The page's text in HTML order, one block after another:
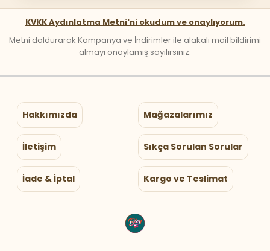
KVKK Aydınlatma Metni'ni okudum ve onaylıyorum.
Metni doldurarak Kampanya ve İndirimler ile alakalı mail bildirimi
almayı onaylamış sayılırsınız.
Hakkımızda Mağazalarımız
İletişim Sıkça Sorulan Sorular
İade & İptal Kargo ve Teslimat